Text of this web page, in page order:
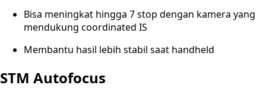
Bisa meningkat hingga 7 stop dengan kamera yang
mendukung coordinated IS
Membantu hasil lebih stabil saat handheld
STM Autofocus